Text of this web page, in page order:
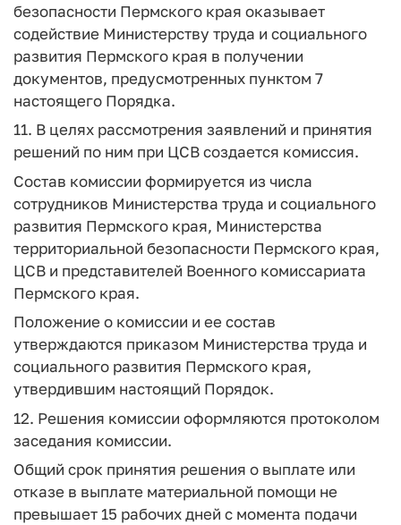
безопасности Пермского края оказывает
содействие Министерству труда и социального
развития Пермского края в получении
документов, предусмотренных пунктом 7
настоящего Порядка.
11. В целях рассмотрения заявлений и принятия
решений по ним при ЦСВ создается комиссия.
Состав комиссии формируется из числа
сотрудников Министерства труда и социального
развития Пермского края, Министерства
территориальной безопасности Пермского края,
ЦСВ и представителей Военного комиссариата
Пермского края.
Положение о комиссии и ее состав
утверждаются приказом Министерства труда и
социального развития Пермского края,
утвердившим настоящий Порядок.
12. Решения комиссии оформляются протоколом
заседания комиссии.
Общий срок принятия решения о выплате или
отказе в выплате материальной помощи не
превышает 15 рабочих дней с момента подачи